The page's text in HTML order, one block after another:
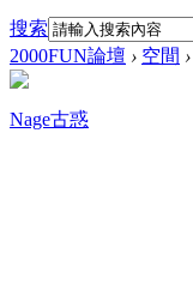
搜索
2000FUN論壇 › 空間 ›
Nage古惑